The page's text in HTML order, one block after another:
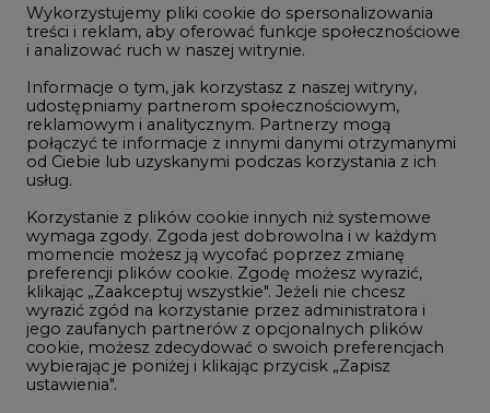
Studio CIRE
Rozmowy o energetyce
Gospodarka
Geopolityka
LTE450
Innowacje i AI
Telekomunikacja i IT
Handel emisjami CO2
Wodór
Górnictwo
Wykorzystujemy pliki cookie do spersonalizowania
treści i reklam, aby oferować funkcje społecznościowe
i analizować ruch w naszej witrynie.
Informacje o tym, jak korzystasz z naszej witryny,
udostępniamy partnerom społecznościowym,
reklamowym i analitycznym. Partnerzy mogą
połączyć te informacje z innymi danymi otrzymanymi
od Ciebie lub uzyskanymi podczas korzystania z ich
usług.
Korzystanie z plików cookie innych niż systemowe
wymaga zgody. Zgoda jest dobrowolna i w każdym
momencie możesz ją wycofać poprzez zmianę
preferencji plików cookie. Zgodę możesz wyrazić,
klikając „Zaakceptuj wszystkie". Jeżeli nie chcesz
wyrazić zgód na korzystanie przez administratora i
jego zaufanych partnerów z opcjonalnych plików
cookie, możesz zdecydować o swoich preferencjach
wybierając je poniżej i klikając przycisk „Zapisz
ustawienia".